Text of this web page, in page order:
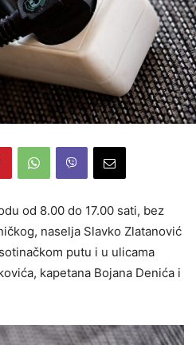
od 8.00 do 17.00 sati, bez
naselja Slavko Zlatanović
putu i u ulicama
kapetana Bojana Denića i